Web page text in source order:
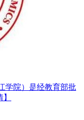
学院）是经教育部批